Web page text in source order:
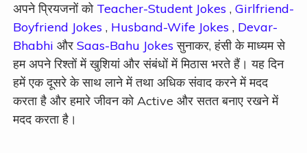
अपने प्रियजनों को Teacher-Student Jokes , Girlfriend-
Boyfriend Jokes , Husband-Wife Jokes , Devar-
Bhabhi और Saas-Bahu Jokes सुनाकर, हंसी के माध्यम से
हम अपने रिश्तों में खुशियां और संबंधों में मिठास भरते हैं। यह दिन
हमें एक दूसरे के साथ लाने में तथा अधिक संवाद करने में मदद
करता है और हमारे जीवन को Active और सतत बनाए रखने में
मदद करता है।